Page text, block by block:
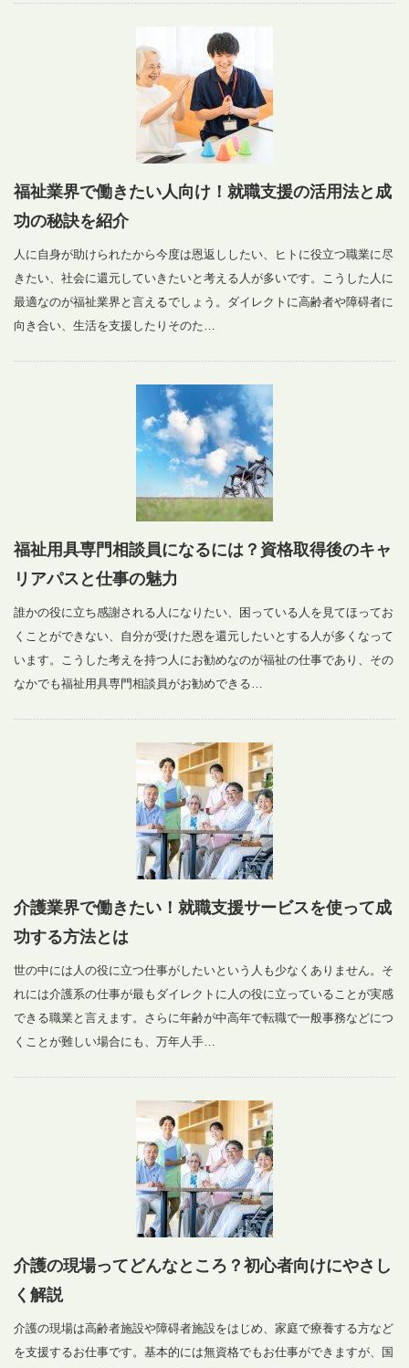
福祉業界で働きたい人向け！就職支援の活用法と成
功の秘訣を紹介
人に自身が助けられたから今度は恩返ししたい、ヒトに役立つ職業に尽
きたい、社会に還元していきたいと考える人が多いです。こうした人に
最適なのが福祉業界と言えるでしょう。ダイレクトに高齢者や障碍者に
向き合い、生活を支援したりそのた…
福祉用具専門相談員になるには？資格取得後のキャ
リアパスと仕事の魅力
誰かの役に立ち感謝される人になりたい、困っている人を見てほってお
くことができない、自分が受けた恩を還元したいとする人が多くなって
います。こうした考えを持つ人にお勧めなのが福祉の仕事であり、その
なかでも福祉用具専門相談員がお勧めできる…
介護業界で働きたい！就職支援サービスを使って成
功する方法とは
世の中には人の役に立つ仕事がしたいという人も少なくありません。そ
れには介護系の仕事が最もダイレクトに人の役に立っていることが実感
できる職業と言えます。さらに年齢が中高年で転職で一般事務などにつ
くことが難しい場合にも、万年人手…
介護の現場ってどんなところ？初心者向けにやさし
く解説
介護の現場は高齢者施設や障碍者施設をはじめ、家庭で療養する方など
を支援するお仕事です。基本的には無資格でもお仕事ができますが、国